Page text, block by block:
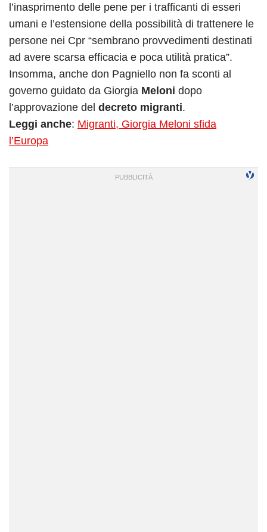
l’inasprimento delle pene per i trafficanti di esseri
umani e l’estensione della possibilità di trattenere le
persone nei Cpr “sembrano provvedimenti destinati
ad avere scarsa efficacia e poca utilità pratica”.
Insomma, anche don Pagniello non fa sconti al
governo guidato da Giorgia Meloni dopo
l’approvazione del decreto migranti.
Leggi anche: Migranti, Giorgia Meloni sfida
l’Europa